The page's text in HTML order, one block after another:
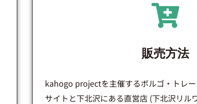
販売方法
kahogo projectを主催するボルゴ・トレ
サイトと下北沢にある直営店 (下北沢リル